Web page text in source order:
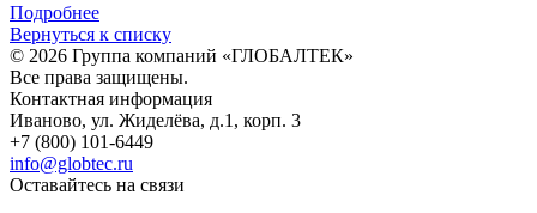
Подробнее
Вернуться к списку
© 2026 Группа компаний «ГЛОБАЛТЕК»
Все права защищены.
Контактная информация
Иваново, ул. Жиделёва, д.1, корп. 3
+7 (800) 101-6449
info@globtec.ru
Оставайтесь на связи